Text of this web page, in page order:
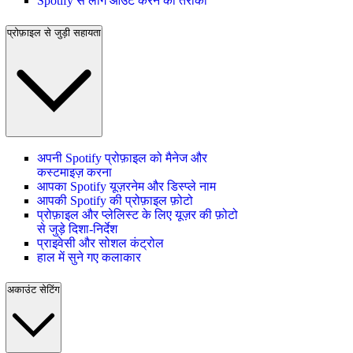
प्रोफ़ाइल से जुड़ी सहायता
अपनी Spotify प्रोफ़ाइल को मैनेज और
कस्टमाइज़ करना
आपका Spotify यूज़रनेम और डिस्प्ले नाम
आपकी Spotify की प्रोफ़ाइल फ़ोटो
प्रोफ़ाइल और प्लेलिस्ट के लिए यूज़र की फ़ोटो
से जुड़े दिशा-निर्देश
प्राइवेसी और सोशल कंट्रोल
हाल में सुने गए कलाकार
अकाउंट सेटिंग